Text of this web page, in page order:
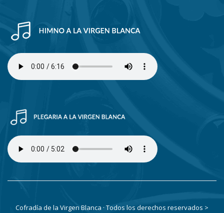
Cofradía de la Virgen Blanca · Todos los derechos reservados >